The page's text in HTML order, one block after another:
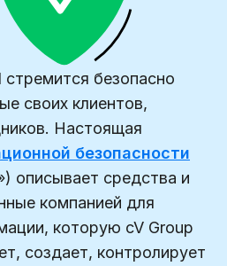
безопасно
своих клиентов,
Настоящая
безопасности
описывает средства и
компанией для
которую cV Group
создает, контролирует